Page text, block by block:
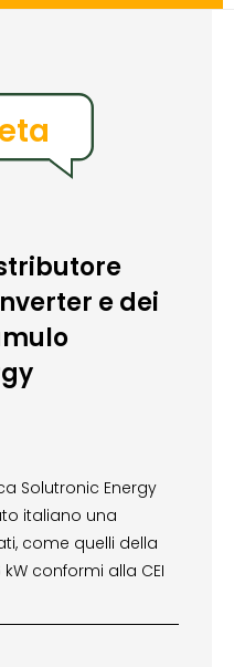
e dei
Solutronic Energy
italiano una
come quelli della
conformi alla CEI